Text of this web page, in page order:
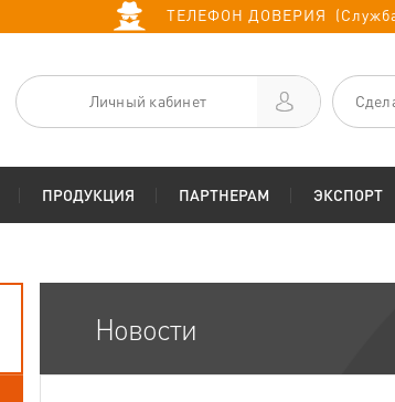
ТЕЛЕФОН ДОВЕРИЯ (Служба
Личный кабинет
ПРОДУКЦИЯ ПАРТНЕРАМ ЭКСПОРТ
Новости